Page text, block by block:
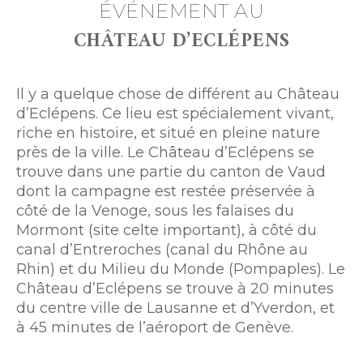
ÉVÉNEMENT AU
CHÂTEAU D’ECLÉPENS
Il y a quelque chose de différent au Château
d’Eclépens. Ce lieu est spécialement vivant,
riche en histoire, et situé en pleine nature
près de la ville. Le Château d’Eclépens se
trouve dans une partie du canton de Vaud
dont la campagne est restée préservée à
côté de la Venoge, sous les falaises du
Mormont (site celte important), à côté du
canal d’Entreroches (canal du Rhône au
Rhin) et du Milieu du Monde (Pompaples). Le
Château d’Eclépens se trouve à 20 minutes
du centre ville de Lausanne et d’Yverdon, et
à 45 minutes de l’aéroport de Genève.